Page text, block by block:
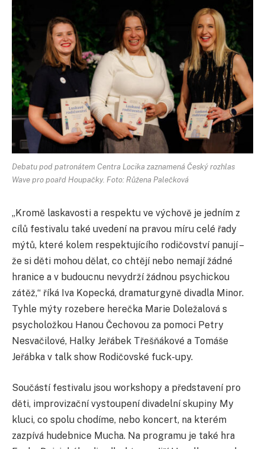
Debatu pod patronátem Centra Locika zaznamená Český rozhlas
Wave pro poařd Houpačky. Foto: Růžena Palečková
„Kromě laskavosti a respektu ve výchově je jedním z
cílů festivalu také uvedení na pravou míru celé řady
mýtů, které kolem respektujícího rodičovství panují –
že si děti mohou dělat, co chtějí nebo nemají žádné
hranice a v budoucnu nevydrží žádnou psychickou
zátěž,“ říká Iva Kopecká, dramaturgyně divadla Minor.
Tyhle mýty rozebere herečka Marie Doležalová s
psycholožkou Hanou Čechovou za pomoci Petry
Nesvačilové, Halky Jeřábek Třešňákové a Tomáše
Jeřábka v talk show Rodičovské fuck-upy.
Součástí festivalu jsou workshopy a představení pro
děti, improvizační vystoupení divadelní skupiny My
kluci, co spolu chodíme, nebo koncert, na kterém
zazpívá hudebnice Mucha. Na programu je také hra